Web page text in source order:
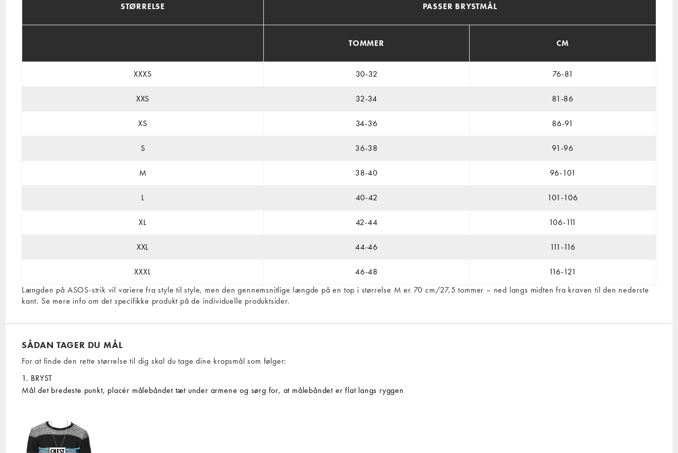
STØRRELSE PASSER BRYSTMÅL
TOMMER CM
XXXS 30-32 76-81
XXS 32-34 81-86
XS 34-36 86-91
S 36-38 91-96
M 38-40 96-101
L 40-42 101-106
XL 42-44 106-111
XXL 44-46 111-116
XXXL 46-48
116-121
Længden på ASOS-strik vil variere fra style til style, men den gennemsnitlige længde på en top i størrelse M er 70 cm/27,5 tommer – ned langs midten fra kraven til den nederste
kant. Se mere info om det specifikke produkt på de individuelle produktsider.
SÅDAN TAGER DU MÅL
For at finde den rette størrelse til dig skal du tage dine kropsmål som følger:
1. BRYST
Mål det bredeste punkt, placér målebåndet tæt under armene og sørg for, at målebåndet er flat langs ryggen